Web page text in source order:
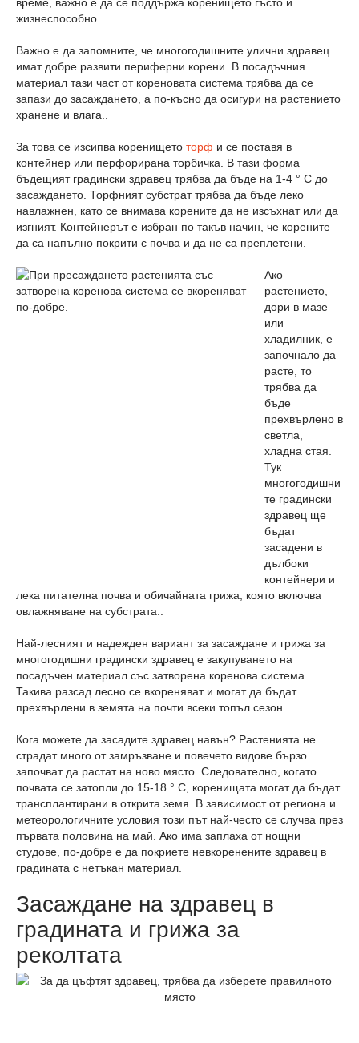
жизнеспособно.
Важно е да запомните, че многогодишните улични здравец
имат добре развити периферни корени. В посадъчния
материал тази част от кореновата система трябва да се
запази до засаждането, а по-късно да осигури на растението
хранене и влага..
За това се изсипва коренището торф и се поставя в
контейнер или перфорирана торбичка. В тази форма
бъдещият градински здравец трябва да бъде на 1-4 ° C до
засаждането. Торфният субстрат трябва да бъде леко
навлажнен, като се внимава корените да не изсъхнат или да
изгният. Контейнерът е избран по такъв начин, че корените
да са напълно покрити с почва и да не са преплетени.
Ако
растението,
дори в мазе
или
хладилник, е
започнало да
расте, то
трябва да
бъде
прехвърлено в
светла,
хладна стая.
Тук
многогодишни
те градински
здравец ще
бъдат
засадени в
дълбоки
контейнери и
лека питателна почва и обичайната грижа, която включва
овлажняване на субстрата..
Най-лесният и надежден вариант за засаждане и грижа за
многогодишни градински здравец е закупуването на
посадъчен материал със затворена коренова система.
Такива разсад лесно се вкореняват и могат да бъдат
прехвърлени в земята на почти всеки топъл сезон..
Кога можете да засадите здравец навън? Растенията не
страдат много от замръзване и повечето видове бързо
започват да растат на ново място. Следователно, когато
почвата се затопли до 15-18 ° C, коренищата могат да бъдат
трансплантирани в открита земя. В зависимост от региона и
метеорологичните условия този път най-често се случва през
първата половина на май. Ако има заплаха от нощни
студове, по-добре е да покриете невкоренените здравец в
градината с нетъкан материал.
Засаждане на здравец в
градината и грижа за
реколтата